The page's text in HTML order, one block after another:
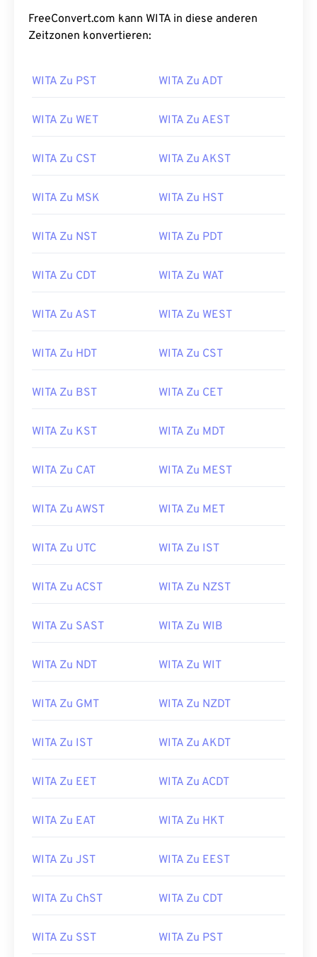
FreeConvert.com kann WITA in diese anderen
Zeitzonen konvertieren:
WITA Zu PST WITA Zu ADT
WITA Zu WET WITA Zu AEST
WITA Zu CST WITA Zu AKST
WITA Zu MSK WITA Zu HST
WITA Zu NST WITA Zu PDT
WITA Zu CDT WITA Zu WAT
WITA Zu AST WITA Zu WEST
WITA Zu HDT WITA Zu CST
WITA Zu BST WITA Zu CET
WITA Zu KST WITA Zu MDT
WITA Zu CAT WITA Zu MEST
WITA Zu AWST WITA Zu MET
WITA Zu UTC WITA Zu IST
WITA Zu ACST WITA Zu NZST
WITA Zu SAST WITA Zu WIB
WITA Zu NDT WITA Zu WIT
WITA Zu GMT WITA Zu NZDT
WITA Zu IST WITA Zu AKDT
WITA Zu EET WITA Zu ACDT
WITA Zu EAT WITA Zu HKT
WITA Zu JST WITA Zu EEST
WITA Zu ChST WITA Zu CDT
WITA Zu SST WITA Zu PST